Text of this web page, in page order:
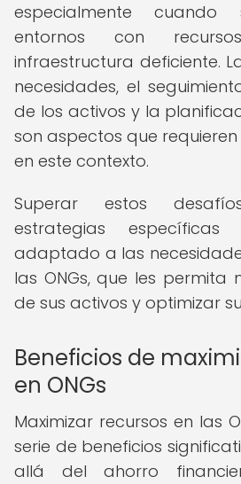
especialmente
entornos con
infraestructura deficiente.
necesidades, el
de los activos y la
son aspectos que
en este contexto.
Superar estos
estrategias
adaptado a las
las ONGs, que les permita
de sus activos y optimizar
Beneficios de
en ONGs
Maximizar recursos en las
serie de beneficios
allá del ahorro